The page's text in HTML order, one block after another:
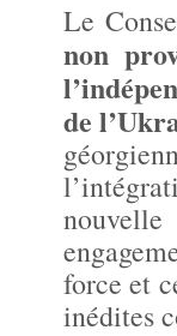
Le
non
de
force et
inédites